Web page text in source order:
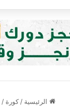
الرئيسية / كورة /